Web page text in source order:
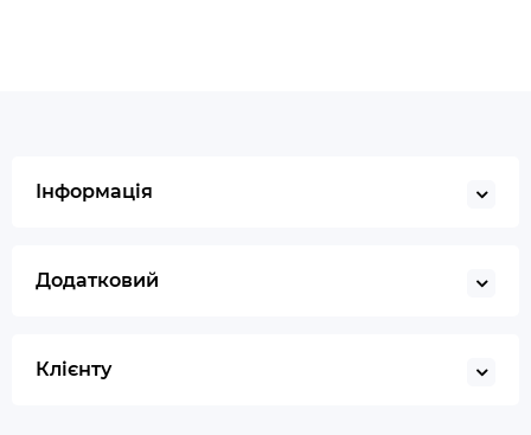
Інформація
Додатковий
Клієнту